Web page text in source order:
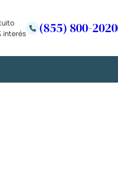
interés
(855) 800-2020